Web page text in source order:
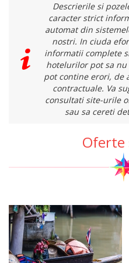
Descrierile si
caracter strict
automat din
nostri. In ciuda
informatii complete
hotelurilor pot sa
pot contine erori, de
contractuale. Va
consultati site-urile
sau sa cereti
Oferte